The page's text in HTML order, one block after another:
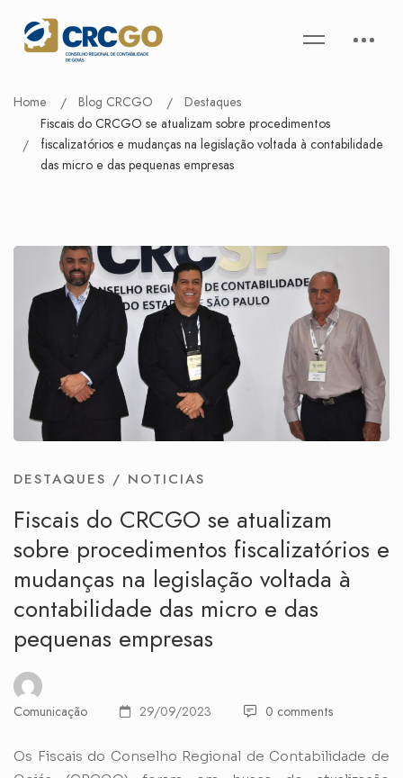
Home Blog CRCGO
Destaques
Fiscais do CRCGO se atualizam sobre procedimentos
fiscalizatórios e mudanças na legislação voltada à contabilidade
das micro e das pequenas empresas
DESTAQUES / NOTICIAS
Fiscais do CRCGO se atualizam
sobre procedimentos fiscalizatórios e
mudanças na legislação voltada à
contabilidade das micro e das
pequenas empresas
Comunicação 29/09/2023 0 comments
Os Fiscais do Conselho Regional de Contabilidade de